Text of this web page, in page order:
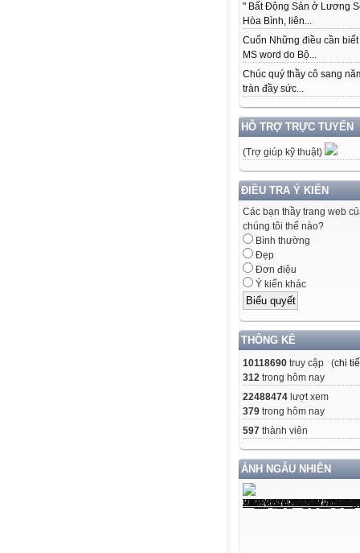
" Bất Động Sản ở Lương
Hòa Bình, liên...
Cuốn Những điều cần biết
MS word do Bộ...
Chúc quý thầy cô sang
tràn đầy sức...
HỖ TRỢ TRỰC TUYẾN
(Trợ giúp kỹ thuật)
ĐIỀU TRA Ý KIẾN
Các bạn thầy trang web
chúng tôi thế nào?
Bình thường
Đẹp
Đơn điệu
Ý kiến khác
THỐNG KÊ
10118690 truy cập (chi
312 trong hôm nay
22488474 lượt xem
379 trong hôm nay
597 thành viên
ẢNH NGẪU NHIÊN